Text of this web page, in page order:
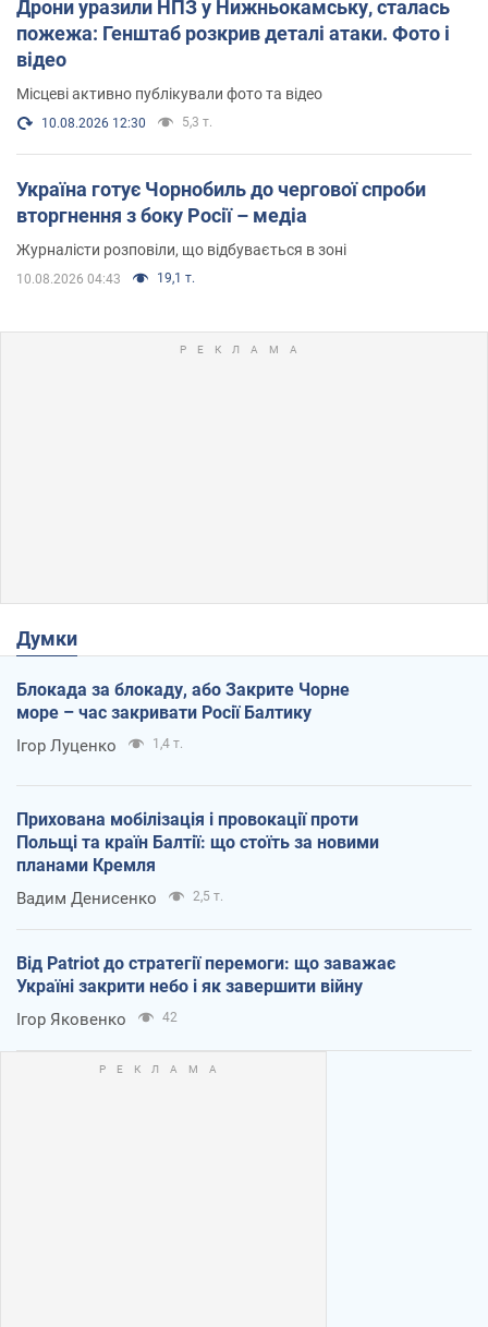
Дрони уразили НПЗ у Нижньокамську, сталась
пожежа: Генштаб розкрив деталі атаки. Фото і
відео
Місцеві активно публікували фото та відео
10.08.2026 12:30 5,3 т.
Україна готує Чорнобиль до чергової спроби
вторгнення з боку Росії – медіа
Журналісти розповіли, що відбувається в зоні
10.08.2026 04:43 19,1 т.
Думки
Блокада за блокаду, або Закрите Чорне
море – час закривати Росії Балтику
Ігор Луценко 1,4 т.
Прихована мобілізація і провокації проти
Польщі та країн Балтії: що стоїть за новими
планами Кремля
Вадим Денисенко 2,5 т.
Від Patriot до стратегії перемоги: що заважає
Україні закрити небо і як завершити війну
Ігор Яковенко 42